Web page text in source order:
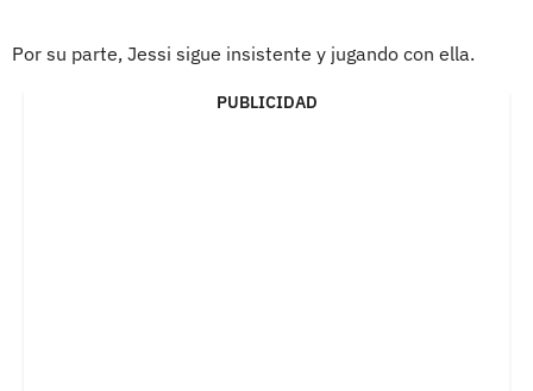
Por su parte, Jessi sigue insistente y jugando con ella.
PUBLICIDAD